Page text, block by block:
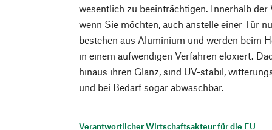
wesentlich zu beeinträchtigen. Innerhalb der
wenn Sie möchten, auch anstelle einer Tür
bestehen aus Aluminium und werden beim
in einem aufwendigen Verfahren eloxiert.
hinaus ihren Glanz, sind UV-stabil,
und bei Bedarf sogar abwaschbar.
Verantwortlicher Wirtschaftsakteur für die EU